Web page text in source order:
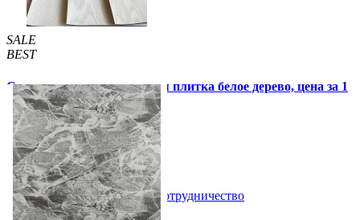
SALE
BEST
Самоклеящаяся виниловая плитка белое дерево, цена за 1
шт. (СВП-015)
57 грн. 115 грн.
Купить В закладки Сотрудничество